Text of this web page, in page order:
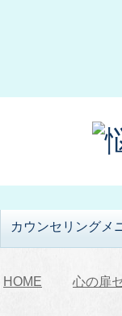
カウンセリングメ
HOME 心の扉